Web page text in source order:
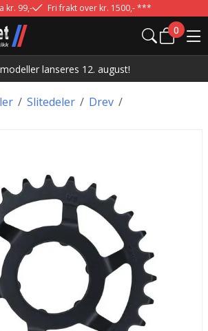
kr. 99,- Fri frakt over kr. 1500,- ***
0
lanseres 12. august!
/ /
Slitedeler /
Drev